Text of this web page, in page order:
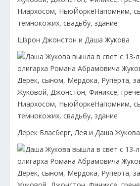
Шэрон Джонстон и Даша Жукова
Дерек Бласберг, Лея и Даша Жукова